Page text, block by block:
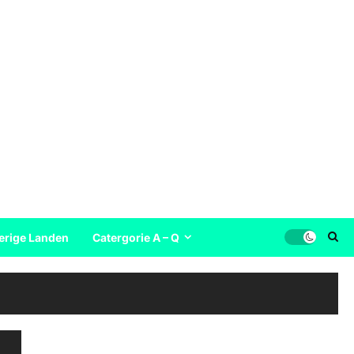
Landen Catergorie A – Q